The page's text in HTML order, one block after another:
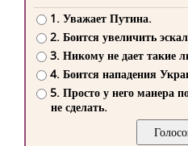
1. Уважает Путина.
2. Боится увеличить
3. Никому не дает такие
4. Боится нападения
5. Просто у него манера
не сделать.